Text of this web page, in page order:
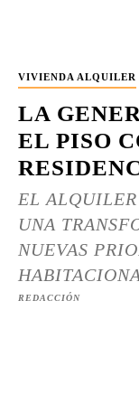
VIVIENDA ALQUILER
LA
EL PISO
EL
UNA
NUEVAS
REDACCIÓN